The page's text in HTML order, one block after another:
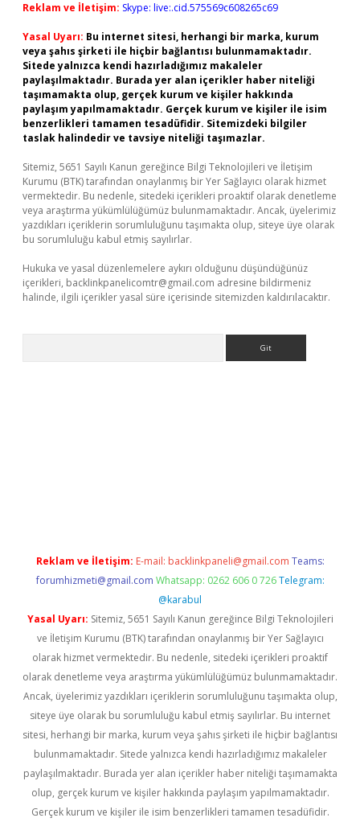
Reklam ve İletişim: Skype: live:.cid.575569c608265c69
Yasal Uyarı: Bu internet sitesi, herhangi bir marka, kurum
veya şahıs şirketi ile hiçbir bağlantısı bulunmamaktadır.
Sitede yalnızca kendi hazırladığımız makaleler
paylaşılmaktadır. Burada yer alan içerikler haber niteliği
taşımamakta olup, gerçek kurum ve kişiler hakkında
paylaşım yapılmamaktadır. Gerçek kurum ve kişiler ile isim
benzerlikleri tamamen tesadüfidir. Sitemizdeki bilgiler
taslak halindedir ve tavsiye niteliği taşımazlar.
Sitemiz, 5651 Sayılı Kanun gereğince Bilgi Teknolojileri ve İletişim
Kurumu (BTK) tarafından onaylanmış bir Yer Sağlayıcı olarak hizmet
vermektedir. Bu nedenle, sitedeki içerikleri proaktif olarak denetleme
veya araştırma yükümlülüğümüz bulunmamaktadır. Ancak, üyelerimiz
yazdıkları içeriklerin sorumluluğunu taşımakta olup, siteye üye olarak
bu sorumluluğu kabul etmiş sayılırlar.
Hukuka ve yasal düzenlemelere aykırı olduğunu düşündüğünüz
içerikleri, backlinkpanelicomtr@gmail.com adresine bildirmeniz
halinde, ilgili içerikler yasal süre içerisinde sitemizden kaldırılacaktır.
Reklam ve İletişim: E-mail: backlinkpaneli@gmail.com Teams:
forumhizmeti@gmail.com Whatsapp: 0262 606 0 726 Telegram:
@karabul
Yasal Uyarı: Sitemiz, 5651 Sayılı Kanun gereğince Bilgi Teknolojileri
ve İletişim Kurumu (BTK) tarafından onaylanmış bir Yer Sağlayıcı
olarak hizmet vermektedir. Bu nedenle, sitedeki içerikleri proaktif
olarak denetleme veya araştırma yükümlülüğümüz bulunmamaktadır.
Ancak, üyelerimiz yazdıkları içeriklerin sorumluluğunu taşımakta olup,
siteye üye olarak bu sorumluluğu kabul etmiş sayılırlar. Bu internet
sitesi, herhangi bir marka, kurum veya şahıs şirketi ile hiçbir bağlantısı
bulunmamaktadır. Sitede yalnızca kendi hazırladığımız makaleler
paylaşılmaktadır. Burada yer alan içerikler haber niteliği taşımamakta
olup, gerçek kurum ve kişiler hakkında paylaşım yapılmamaktadır.
Gerçek kurum ve kişiler ile isim benzerlikleri tamamen tesadüfidir.